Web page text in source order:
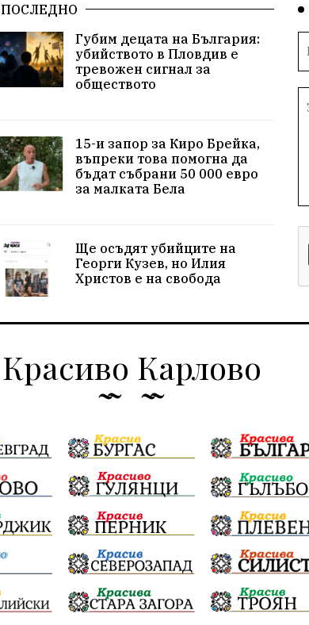
ПОСЛЕДНО
Губим децата на България:
убийството в Пловдив е
тревожен сигнал за
обществото
15-и запор за Киро Брейка,
въпреки това помогна да
бъдат събрани 50 000 евро
за малката Бела
Ще осъдят убийците на
Георги Кузев, но Илия
Христов е на свобода
Красиво Карлово